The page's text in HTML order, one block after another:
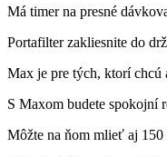
Má timer na presné
Portafilter zakliesnite do
Max je pre tých, ktorí chcú
S Maxom budete spokojní
Môžte na ňom mlieť aj 150